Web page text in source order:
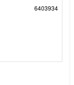
6403934